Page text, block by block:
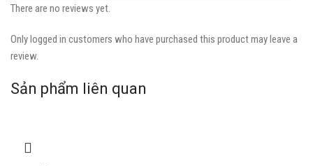
There are no reviews yet.
Only logged in customers who have purchased this product may leave a
review.
Sản phẩm liên quan